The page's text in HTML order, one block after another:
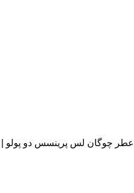
عطر چوگان لس پرینسس دو پولو | Chaugan Les Princes Du Polo